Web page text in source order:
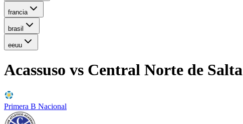
francia
brasil
eeuu
Acassuso vs Central Norte de Salta
Primera B Nacional